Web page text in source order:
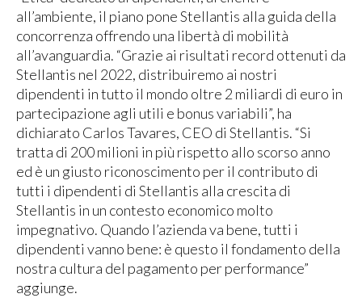
all’ambiente, il piano pone Stellantis alla guida della
concorrenza offrendo una libertà di mobilità
all’avanguardia. “Grazie ai risultati record ottenuti da
Stellantis nel 2022, distribuiremo ai nostri
dipendenti in tutto il mondo oltre 2 miliardi di euro in
partecipazione agli utili e bonus variabili”, ha
dichiarato Carlos Tavares, CEO di Stellantis. “Si
tratta di 200 milioni in più rispetto allo scorso anno
ed è un giusto riconoscimento per il contributo di
tutti i dipendenti di Stellantis alla crescita di
Stellantis in un contesto economico molto
impegnativo. Quando l’azienda va bene, tutti i
dipendenti vanno bene: è questo il fondamento della
nostra cultura del pagamento per performance”
aggiunge.